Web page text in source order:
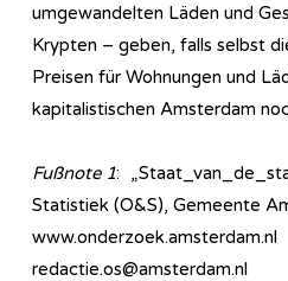
umgewandelten Läden und
Krypten – geben, falls selbst
Preisen für Wohnungen und
kapitalistischen Amsterdam
Fußnote 1:
Statistiek (O&S), Gemeente
www.onderzoek.amsterdam.nl
redactie.os@amsterdam.nl